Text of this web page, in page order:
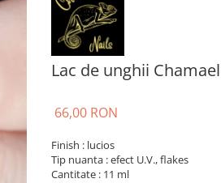
Lac de unghii
66,00 RON
Finish : lucios
Tip nuanta : efect U.V., flakes
Cantitate : 11 ml